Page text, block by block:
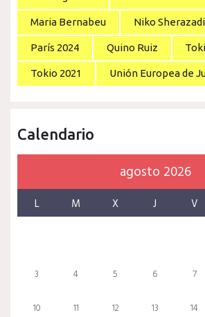
Maria Bernabeu Niko
París 2024 Quino Ruiz
Tokio 2021 Unión Europea de
Calendario
agosto 2026
L M X J V
3 4 5 6 7
10 11 12 13 14